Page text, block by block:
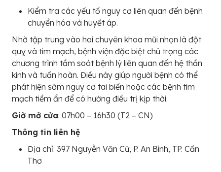
Kiểm tra các yếu tố nguy cơ liên quan đến bệnh
chuyển hóa và huyết áp.
Nhờ tập trung vào hai chuyên khoa mũi nhọn là đột
quỵ và tim mạch, bệnh viện đặc biệt chú trọng các
chương trình tầm soát bệnh lý liên quan đến hệ thần
kinh và tuần hoàn. Điều này giúp người bệnh có thể
phát hiện sớm nguy cơ tai biến hoặc các bệnh tim
mạch tiềm ẩn để có hướng điều trị kịp thời.
Giờ mở cửa: 07h00 – 16h30 (T2 – CN)
Thông tin liên hệ
Địa chỉ: 397 Nguyễn Văn Cừ, P. An Bình, TP. Cần
Thơ